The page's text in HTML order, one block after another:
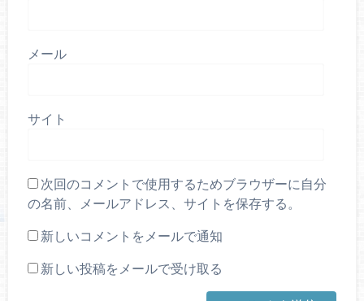
メール
サイト
次回のコメントで使用するためブラウザーに自分
の名前、メールアドレス、サイトを保存する。
新しいコメントをメールで通知
新しい投稿をメールで受け取る